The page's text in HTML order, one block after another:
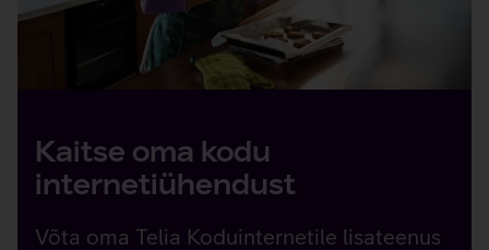
Kaitse oma kodu
internetiühendust
Võta oma Telia Koduinternetile lisateenus